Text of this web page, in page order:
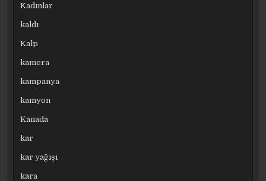
Kadınlar
kaldı
Kalp
kamera
kampanya
kamyon
Kanada
kar
kar yağışı
kara